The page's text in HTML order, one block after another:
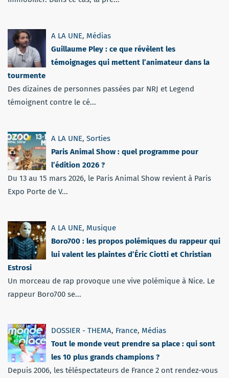
A LA UNE, Médias
Guillaume Pley : ce que révèlent les
témoignages qui mettent l’animateur dans la
tourmente
Des dizaines de personnes passées par NRJ et Legend
témoignent contre le cé...
A LA UNE, Sorties
Paris Animal Show : quel programme pour
l’édition 2026 ?
Du 13 au 15 mars 2026, le Paris Animal Show revient à Paris
Expo Porte de V...
A LA UNE, Musique
Boro700 : les propos polémiques du rappeur qui
lui valent les plaintes d’Éric Ciotti et Christian
Estrosi
Un morceau de rap provoque une vive polémique à Nice. Le
rappeur Boro700 se...
DOSSIER - THEMA, France, Médias
Tout le monde veut prendre sa place : qui sont
les 10 plus grands champions ?
Depuis 2006, les téléspectateurs de France 2 ont rendez-vous